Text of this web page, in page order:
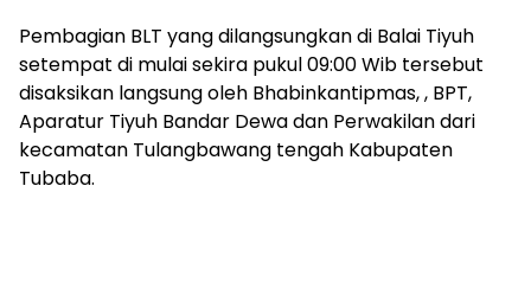
Pembagian BLT yang dilangsungkan di Balai Tiyuh
setempat di mulai sekira pukul 09:00 Wib tersebut
disaksikan langsung oleh Bhabinkantipmas, , BPT,
Aparatur Tiyuh Bandar Dewa dan Perwakilan dari
kecamatan Tulangbawang tengah Kabupaten
Tubaba.